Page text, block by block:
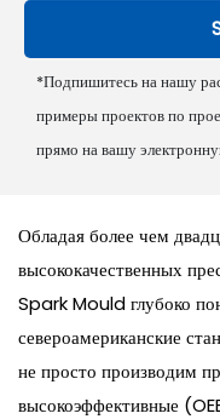
*Подпишитесь на нашу
примеры проектов по
прямо на вашу
Обладая более чем
высококачественных
Spark Mould глубоко
североамериканские
не просто производим
высокоэффективные